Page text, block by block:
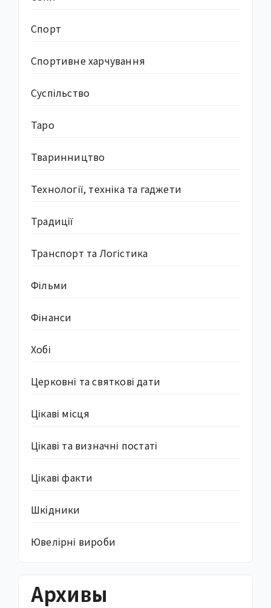
Спорт
Спортивне харчування
Суcпільство
Таро
Тваринництво
Технології, техніка та гаджети
Традиції
Транспорт та Логістика
Фільми
Фінанси
Хобі
Церковні та святкові дати
Цікаві місця
Цікаві та визначні постаті
Цікаві факти
Шкідники
Ювелірні вироби
Архивы